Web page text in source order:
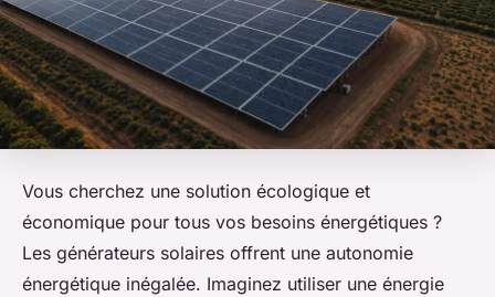
Vous cherchez une solution écologique et
économique pour tous vos besoins énergétiques ?
Les générateurs solaires offrent une autonomie
énergétique inégalée. Imaginez utiliser une énergie